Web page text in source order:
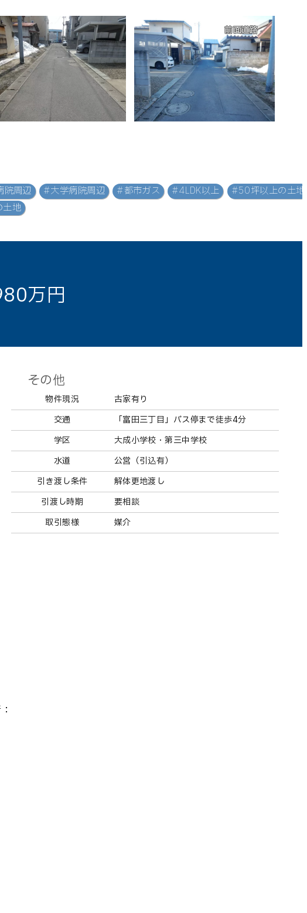
前面道路
院周辺 #大学病院周辺 #都市ガス #4LDK以上
#50坪以上の土地
地
万円
その他
物件現況
古家有り
交通
「富田三丁目」バス停まで徒歩4分
学区
大成小学校・第三中学校
水道
公営（引込有）
引き渡し条件
解体更地渡し
引渡し時期
要相談
取引態様
媒介